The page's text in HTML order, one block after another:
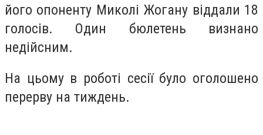
його опоненту Миколі Жогану віддали 18
голосів. Один бюлетень визнано
недійсним.
На цьому в роботі сесії було оголошено
перерву на тиждень.